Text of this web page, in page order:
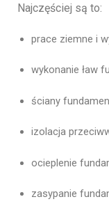
Najczęściej są to:
prace ziemne i
wykonanie ław
ściany
izolacja
ocieplenie
zasypanie